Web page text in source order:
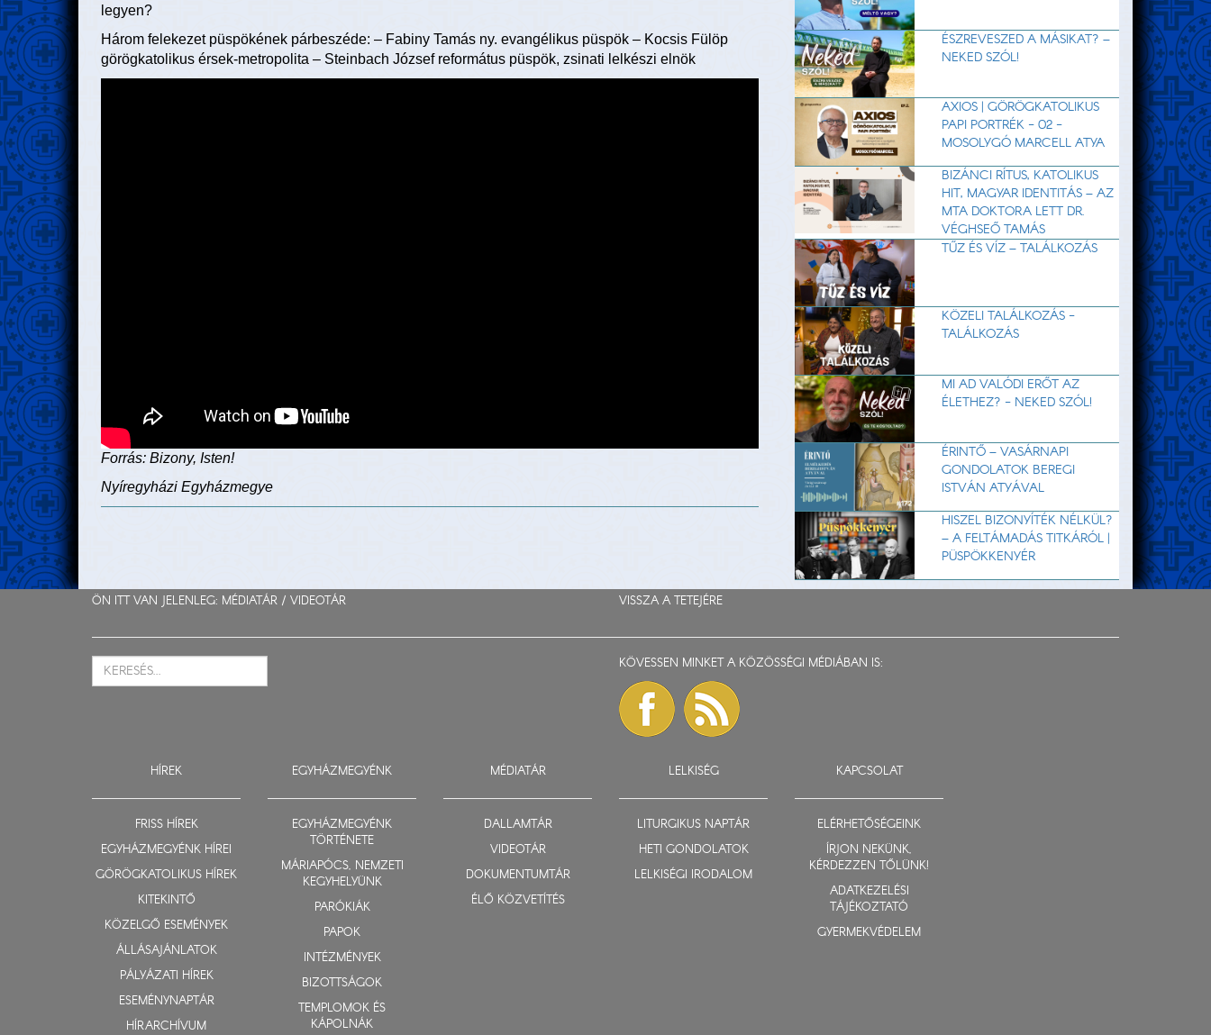
legyen?
Három felekezet püspökének párbeszéde: – Fabiny Tamás ny. evangélikus püspök – Kocsis Fülöp
görögkatolikus érsek-metropolita – Steinbach József református püspök, zsinati lelkészi elnök
Forrás: Bizony, Isten!
Nyíregyházi Egyházmegye
ÉSZREVESZED A MÁSIKAT? –
NEKED SZÓL!
AXIOS | GÖRÖGKATOLIKUS
PAPI PORTRÉK - 02 -
MOSOLYGÓ MARCELL ATYA
BIZÁNCI RÍTUS, KATOLIKUS
HIT, MAGYAR IDENTITÁS – AZ
MTA DOKTORA LETT DR.
VÉGHSEŐ TAMÁS
TŰZ ÉS VÍZ – TALÁLKOZÁS
KÖZELI TALÁLKOZÁS -
TALÁLKOZÁS
MI AD VALÓDI ERŐT AZ
ÉLETHEZ? - NEKED SZÓL!
ÉRINTŐ – VASÁRNAPI
GONDOLATOK BEREGI
ISTVÁN ATYÁVAL
HISZEL BIZONYÍTÉK NÉLKÜL?
– A FELTÁMADÁS TITKÁRÓL |
PÜSPÖKKENYÉR
ÖN ITT VAN JELENLEG: MÉDIATÁR / VIDEOTÁR VISSZA A TETEJÉRE
KÖVESSEN MINKET A KÖZÖSSÉGI MÉDIÁBAN IS:
HÍREK
FRISS HÍREK
EGYHÁZMEGYÉNK HÍREI
GÖRÖGKATOLIKUS HÍREK
KITEKINTŐ
KÖZELGŐ ESEMÉNYEK
ÁLLÁSAJÁNLATOK
PÁLYÁZATI HÍREK
ESEMÉNYNAPTÁR
HÍRARCHÍVUM
EGYHÁZMEGYÉNK
EGYHÁZMEGYÉNK
TÖRTÉNETE
MÁRIAPÓCS, NEMZETI
KEGYHELYÜNK
PARÓKIÁK
PAPOK
INTÉZMÉNYEK
BIZOTTSÁGOK
TEMPLOMOK ÉS
KÁPOLNÁK
MÉDIATÁR
DALLAMTÁR
VIDEOTÁR
DOKUMENTUMTÁR
ÉLŐ KÖZVETÍTÉS
LELKISÉG
LITURGIKUS NAPTÁR
HETI GONDOLATOK
LELKISÉGI IRODALOM
KAPCSOLAT
ELÉRHETŐSÉGEINK
ÍRJON NEKÜNK,
KÉRDEZZEN TŐLÜNK!
ADATKEZELÉSI
TÁJÉKOZTATÓ
GYERMEKVÉDELEM